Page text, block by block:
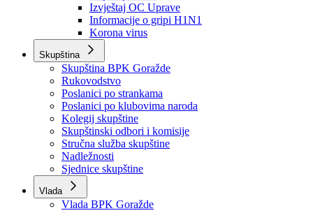
Obavještenja Vlade
Izvještajno prognozna služba Ministarstva privrede
Izvještaj o radu
Izvještaj OC Uprave
Informacije o gripi H1N1
Korona virus
Skupština
Skupština BPK Goražde
Rukovodstvo
Poslanici po strankama
Poslanici po klubovima naroda
Kolegij skupštine
Skupštinski odbori i komisije
Stručna služba skupštine
Nadležnosti
Sjednice skupštine